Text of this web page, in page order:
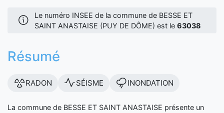
Le numéro INSEE de la commune de BESSE ET
SAINT ANASTAISE (PUY DE DÔME) est le 63038
Résumé
RADON SÉISME INONDATION
La commune de BESSE ET SAINT ANASTAISE présente un